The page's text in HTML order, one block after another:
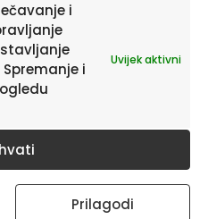
i
i
Uvijek aktivni
Prilagodi
Newsletter
o uređenju doma te
i pogodnostima?